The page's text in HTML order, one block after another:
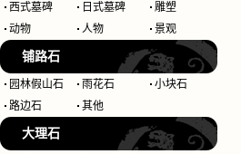
西式墓碑 日式墓碑
雕塑
动物
人物 景观
铺路石
园林假山石 雨花石
小块石
路边石
其他
大理石